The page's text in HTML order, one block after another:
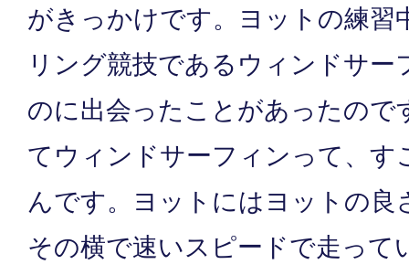
がきっかけです。ヨットの練習
リング競技であるウィンドサー
のに出会ったことがあったので
てウィンドサーフィンって、す
んです。ヨットにはヨットの良
その横で速いスピードで走って